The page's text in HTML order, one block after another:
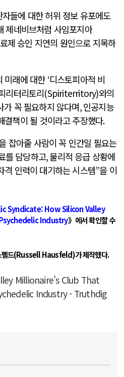
들에 대한 허위 정보 유포에도
제네비브처럼 사임포지아
제 승인 지연의 원인으로 지목하
미래에 대한 ‘디스토피아적 비
리터리토리(Spiriterritory)와의
가 꼭 필요하지 않다며,인공지능
결책이 될 것이라고 주장했다.
잡아줄 사람이 꼭 인간일 필요는
를 담당하고,물리적 응급 상황에
격 인력이 대기하는 시스템”을 이
Syndicate: How Silicon Valley
Industry》에서 확인할 수
드(Russell Hausfeld)가 제작했다.
Millionaire’s Club That
Industry - Truthdig